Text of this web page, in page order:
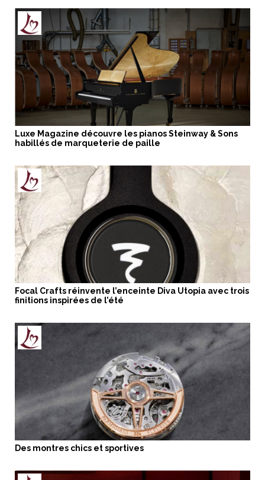
Luxe Magazine découvre les pianos Steinway & Sons
habillés de marqueterie de paille
Focal Crafts réinvente l’enceinte Diva Utopia avec trois
finitions inspirées de l’été
Des montres chics et sportives